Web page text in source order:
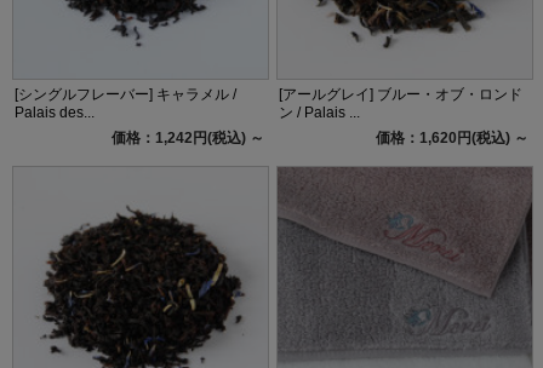
[シングルフレーバー] キャラメル /
Palais des...
価格：1,242円(税込) ～
[アールグレイ] ブルー・オブ・ロンド
ン / Palais ...
価格：1,620円(税込) ～